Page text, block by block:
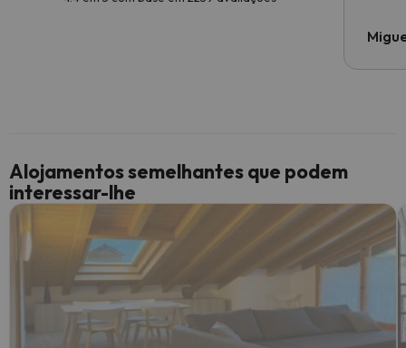
Alojamentos semelhantes que podem
interessar-lhe